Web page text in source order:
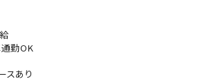
通勤OK
スあり